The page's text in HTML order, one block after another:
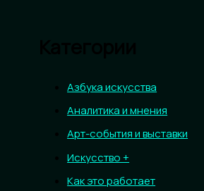
Азбука искусства
Аналитика и мнения
Арт-события и выставки
Искусство +
Как это работает